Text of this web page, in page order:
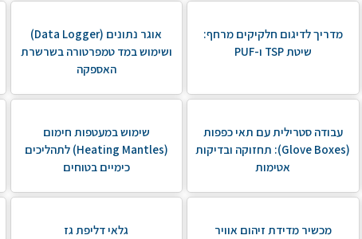
מדריך לדיגום חלקיקים מרחף:
שיטת TSP ו-PUF
אוגר נתונים (Data Logger)
ושימוש במד טמפרטורה בשרשרת
האספקה
עבודה סטרילית עם תאי כפפות
(Glove Boxes): תחזוקה ובדיקות
אטימות
שימוש במעטפות חימום
(Heating Mantles) לתהליכים
כימיים בטוחים
מכשיר מדידת זיהום אוויר גלאי דליפת גז